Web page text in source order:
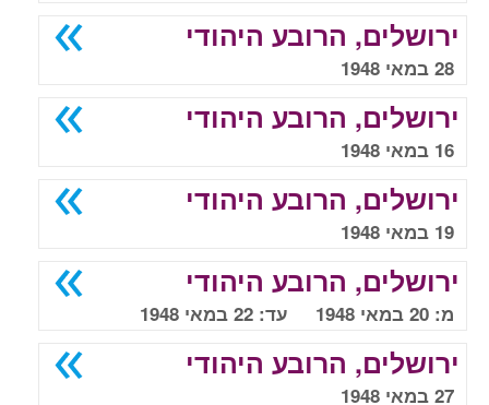
ירושלים, הרובע היהודי
28 במאי 1948
ירושלים, הרובע היהודי
16 במאי 1948
ירושלים, הרובע היהודי
19 במאי 1948
ירושלים, הרובע היהודי
מ: 20 במאי 1948 עד: 22 במאי 1948
ירושלים, הרובע היהודי
27 במאי 1948